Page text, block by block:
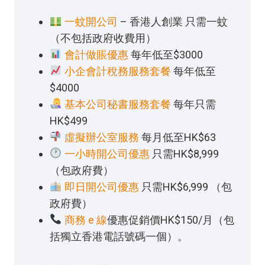
一蚊開公司 – 香港人創業 只需一蚊
（不包括政府收費用）
會計做賬優惠每年低至$3000
小企會計稅務服務套餐 每年低至
$4000
基本公司秘書服務套餐 每年只需
HK$499
虛擬辦公室服務 每月低至HK$63
一小時開公司優惠只需HK$8,999
（包政府費）
即日開公司優惠只需HK$6,999 （包
政府費）
商務 e 線優惠促銷價HK$150/月（包
括獨立香港電話號碼一個）。